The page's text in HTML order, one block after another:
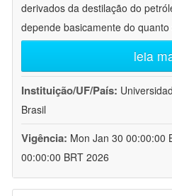
derivados da destilação do
depende basicamente do
leia
Instituição/UF/País:
Brasil
Vigência: Mon Jan 30 00:00:00
00:00:00 BRT 2026